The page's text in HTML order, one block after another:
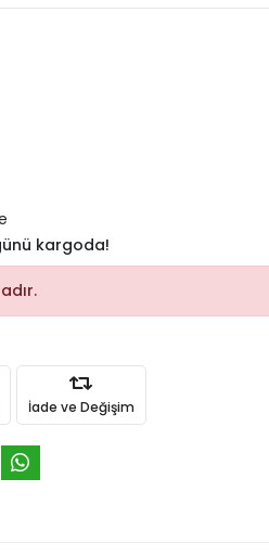
kargoda!
İade ve Değişim